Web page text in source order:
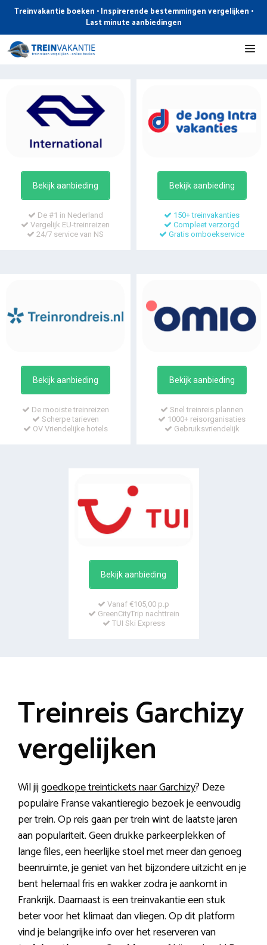
de
inhoud
Treinvakantie boeken • Inspirerende bestemmingen vergelijken •
Last minute aanbiedingen
Bekijk aanbieding
De #1 in Nederland
Vergelijk EU-treinreizen
24/7 service van NS
Bekijk aanbieding
150+ treinvakanties
Compleet verzorgd
Gratis omboekservice
Bekijk aanbieding
De mooiste treinreizen
Scherpe tarieven
OV Vriendelijke hotels
Bekijk aanbieding
Snel treinreis plannen
1000+ reisorganisaties
Gebruiksvriendelijk
Bekijk aanbieding
Vanaf €105,00 p.p
GreenCityTrip nachttrein
TUI Ski Express
Treinreis Garchizy
vergelijken
Wil jijgoedkope treintickets naar Garchizy? Deze
populaire Franse vakantieregio bezoek je eenvoudig
per trein. Op reis gaan per trein wint de laatste jaren
aan populariteit. Geen drukke parkeerplekken of
lange files, een heerlijke stoel met meer dan genoeg
beenruimte, je geniet van het bijzondere uitzicht en je
bent helemaal fris en wakker zodra je aankomt in
Frankrijk. Daarnaast is een treinvakantie een stuk
beter voor het klimaat dan vliegen. Op dit platform
vind je belangrijke info over het reserveren van